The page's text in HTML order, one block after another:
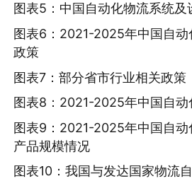
图表5：中国自动化物流系统及
图表6：2021-2025年中国自动
政策
图表7：部分省市行业相关政策
图表8：2021-2025年中国自动
图表9：2021-2025年中国自动
产品规模情况
图表10：我国与发达国家物流